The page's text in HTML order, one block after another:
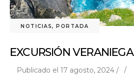
NOTICIAS, PORTADA
EXCURSIÓN VERANIEGA
Publicado el 17 agosto, 2024 /